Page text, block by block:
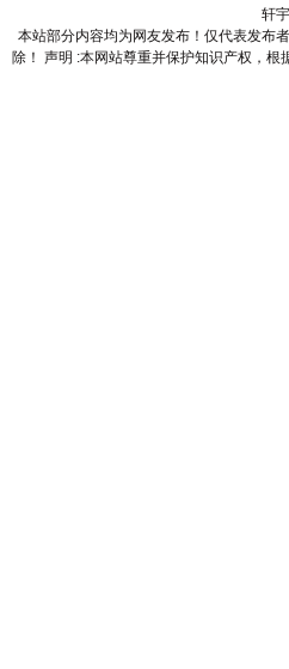
轩
本站部分内容均为网友发布！仅代表发布
除！ 声明 :本网站尊重并保护知识产权，